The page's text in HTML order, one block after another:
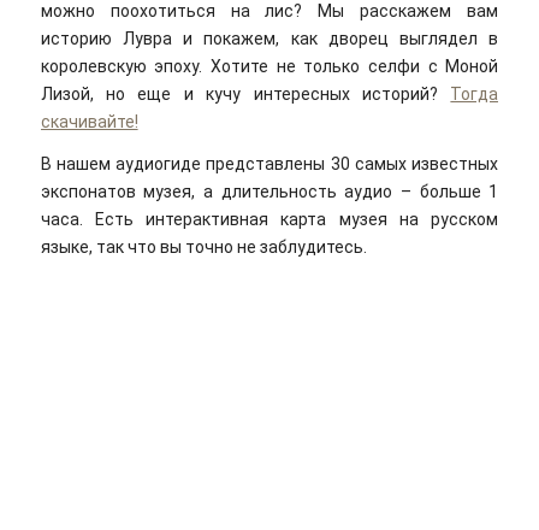
можно поохотиться на лис? Мы расскажем вам
историю Лувра и покажем, как дворец выглядел в
королевскую эпоху. Хотите не только селфи с Моной
Лизой, но еще и кучу интересных историй? Тогда
скачивайте!
В нашем аудиогиде представлены 30 самых известных
экспонатов музея, а длительность аудио – больше 1
часа. Есть интерактивная карта музея на русском
языке, так что вы точно не заблудитесь.